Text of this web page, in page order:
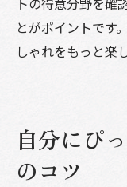
とがポイントです
しゃれをもっと楽
自分にぴ
のコツ